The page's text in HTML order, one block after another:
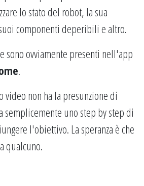
lo stato del robot, la sua
componenti deperibili e altro.
sono ovviamente presenti nell'app
.
video non ha la presunzione di
semplicemente uno step by step di
l'obiettivo. La speranza è che
qualcuno.